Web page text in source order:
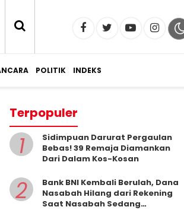
POLITIK INDEKS
Terpopuler
1
Sidimpuan Darurat Pergaulan
Bebas! 39 Remaja Diamankan
Dari Dalam Kos-Kosan
2
Bank BNI Kembali Berulah, Dana
Nasabah Hilang dari Rekening
Saat Nasabah Sedang